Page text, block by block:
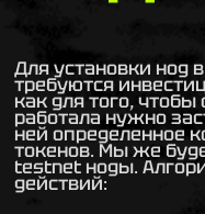
Для установки нод
требуются
как для того, чтобы
работала нужно
ней определенное
токенов. Мы же
testnet ноды.
действий: